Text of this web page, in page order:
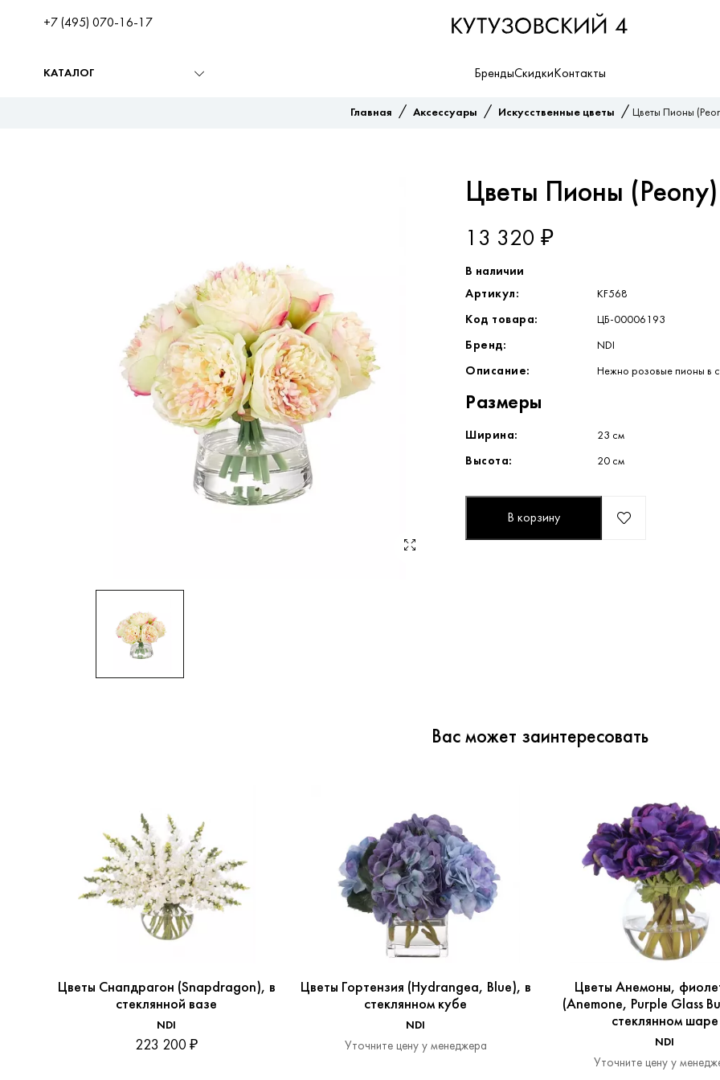
+7 (495) 070-16-17
КАТАЛОГ БрендыСкидки Контакты
Главная / Аксессуары / Искусственные цветы / Цветы Пионы
Цветы Пионы (Peony)
13 320 ₽
В наличии
Артикул:
KF568
Код товара: ЦБ-00006193
Бренд: NDI
Описание: Нежно розовые пионы в
Размеры
Ширина: 23 см
Высота: 20 см
В корзину
Вас может заинтересовать
Цветы Снапдрагон (Snapdragon), в
стеклянной вазе
NDI
223 200 ₽
Цветы Гортензия (Hydrangea, Blue), в
стеклянном кубе
NDI
Уточните цену у менеджера
Цветы Анемоны,
(Anemone, Purple Glass
стеклянном шаре
NDI
Уточните цену у